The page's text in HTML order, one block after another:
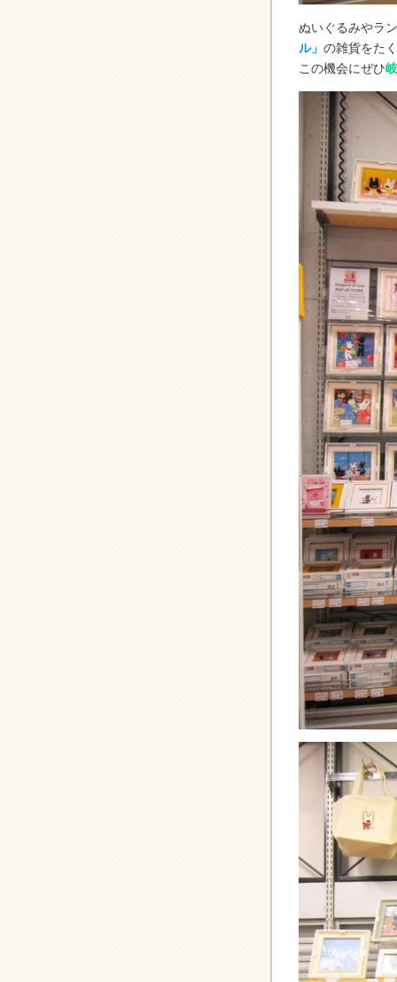
ぬいぐるみやラ
ル」 の雑貨をた
この機会にぜひ